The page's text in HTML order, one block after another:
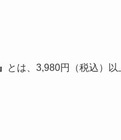
とは、3,980円（税込）